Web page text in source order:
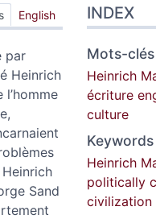
English
par
Heinrich
Sand
INDEX
Mots-clés
Heinrich
écriture
culture
Keywords
Heinrich
politically
civilization